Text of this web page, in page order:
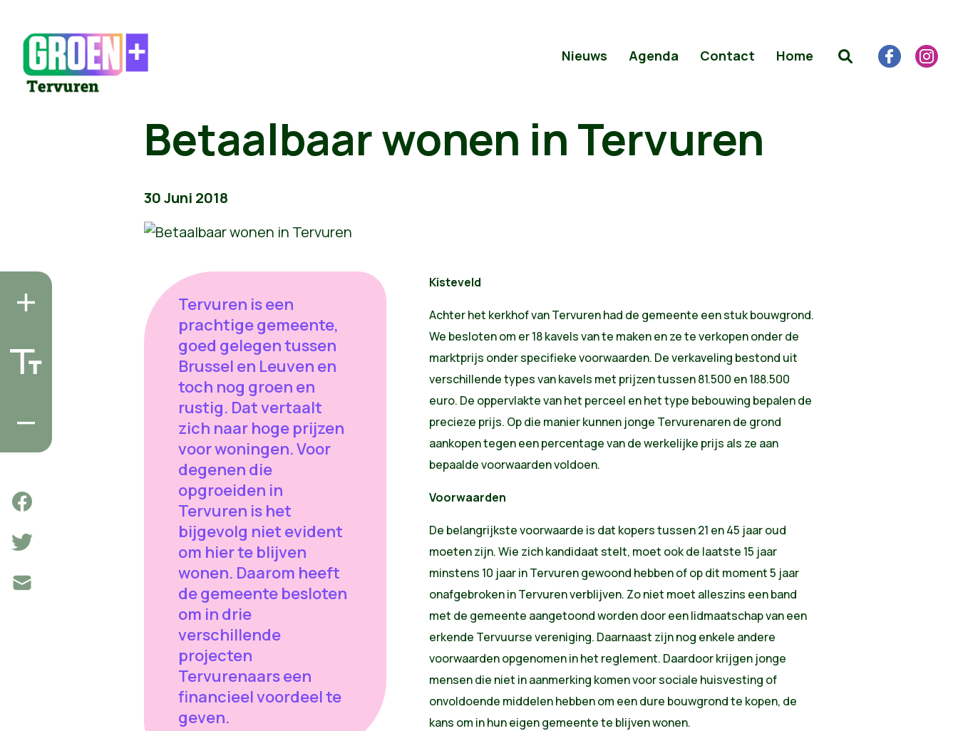
Nieuws Agenda Contact Home
Betaalbaar wonen in Tervuren
30 Juni 2018
Tervuren is een
prachtige gemeente,
goed gelegen tussen
Brussel en Leuven en
toch nog groen en
rustig. Dat vertaalt
zich naar hoge prijzen
voor woningen. Voor
degenen die
opgroeiden in
Tervuren is het
bijgevolg niet evident
om hier te blijven
wonen. Daarom heeft
de gemeente besloten
om in drie
verschillende
projecten
Tervurenaars een
financieel voordeel te
geven.
Kisteveld
Achter het kerkhof van Tervuren had de gemeente een stuk bouwgrond.
We besloten om er 18 kavels van te maken en ze te verkopen onder de
marktprijs onder specifieke voorwaarden. De verkaveling bestond uit
verschillende types van kavels met prijzen tussen 81.500 en 188.500
euro. De oppervlakte van het perceel en het type bebouwing bepalen de
precieze prijs. Op die manier kunnen jonge Tervurenaren de grond
aankopen tegen een percentage van de werkelijke prijs als ze aan
bepaalde voorwaarden voldoen.
Voorwaarden
De belangrijkste voorwaarde is dat kopers tussen 21 en 45 jaar oud
moeten zijn. Wie zich kandidaat stelt, moet ook de laatste 15 jaar
minstens 10 jaar in Tervuren gewoond hebben of op dit moment 5 jaar
onafgebroken in Tervuren verblijven. Zo niet moet alleszins een band
met de gemeente aangetoond worden door een lidmaatschap van een
erkende Tervuurse vereniging. Daarnaast zijn nog enkele andere
voorwaarden opgenomen in het reglement. Daardoor krijgen jonge
mensen die niet in aanmerking komen voor sociale huisvesting of
onvoldoende middelen hebben om een dure bouwgrond te kopen, de
kans om in hun eigen gemeente te blijven wonen.